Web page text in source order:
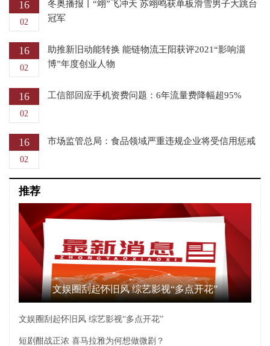
16
02
冬奥播报丨“翊”飞冲天 苏翊鸣获单板滑雪男子大跳台
冠军
16
02
助推新旧动能转换 能链物流王阳获评2021“影响淄
博”年度创业人物
16
02
工信部回应手机资费问题：6年流量费降幅超95%
16
02
市场监管总局：食品领域严重违规企业将受信用惩戒
推荐
文娱圈刮起怀旧风 综艺影视“多点开花”
文娱圈刮起怀旧风 综艺影视“多点开花”
短剧酣战正浓 喜马拉雅为何想做微剧？